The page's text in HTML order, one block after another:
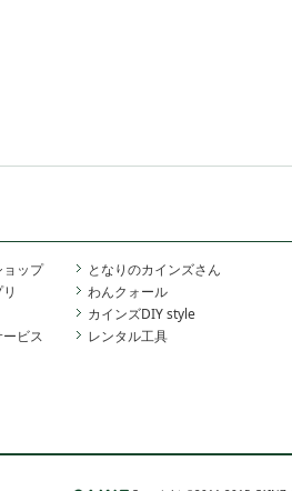
ョップ
ビス
となりのカインズさん
わんクォール
カインズDIY style
レンタル工具